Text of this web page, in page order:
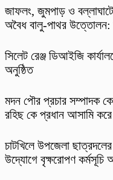
​জাফলং, জুমপাড় ও
অবৈধ বালু-পাথর উত্তোলন:
‎সিলেট রেঞ্জ ডিআইজি
অনুষ্ঠিত
মদন পৌর প্রচার সম্পাদক
রহিছ কে প্রধান আসামি
চাটখিলে উপজেলা ছাত্রদলের
উদ্যোগে বৃক্ষরোপণ কর্মসূচি